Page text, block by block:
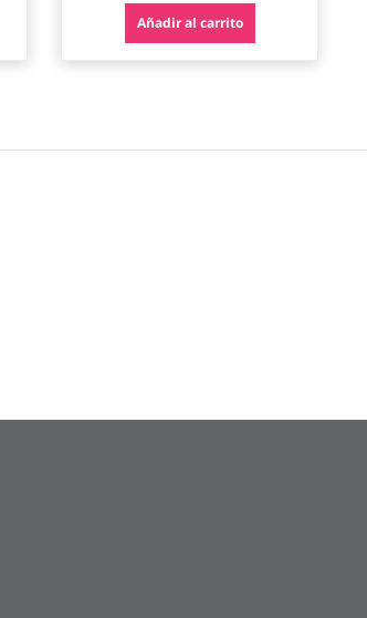
Añadir al carrito